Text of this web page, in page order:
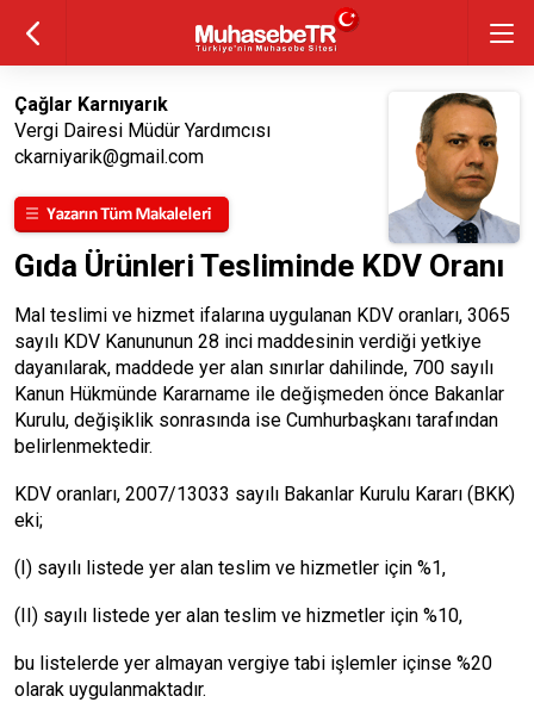
Çağlar Karnıyarık
Vergi Dairesi Müdür Yardımcısı
ckarniyarik@gmail.com
Gıda Ürünleri Tesliminde KDV Oranı
Mal teslimi ve hizmet ifalarına uygulanan KDV oranları, 3065
sayılı KDV Kanununun 28 inci maddesinin verdiği yetkiye
dayanılarak, maddede yer alan sınırlar dahilinde, 700 sayılı
Kanun Hükmünde Kararname ile değişmeden önce Bakanlar
Kurulu, değişiklik sonrasında ise Cumhurbaşkanı tarafından
belirlenmektedir.
KDV oranları, 2007/13033 sayılı Bakanlar Kurulu Kararı (BKK)
eki;
(I) sayılı listede yer alan teslim ve hizmetler için %1,
(II) sayılı listede yer alan teslim ve hizmetler için %10,
bu listelerde yer almayan vergiye tabi işlemler içinse %20
olarak uygulanmaktadır.